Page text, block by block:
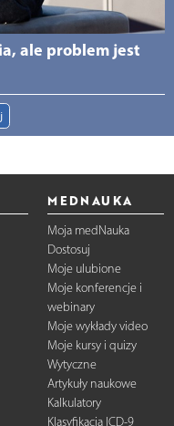
ale problem jest
MEDNAUKA
Moja medNauka
Dostosuj
Moje ulubione
Moje konferencje i
webinary
Moje wykłady video
Moje kursy i quizy
Wytyczne
Artykuły naukowe
Kalkulatory
Klasyfikacja ICD-9